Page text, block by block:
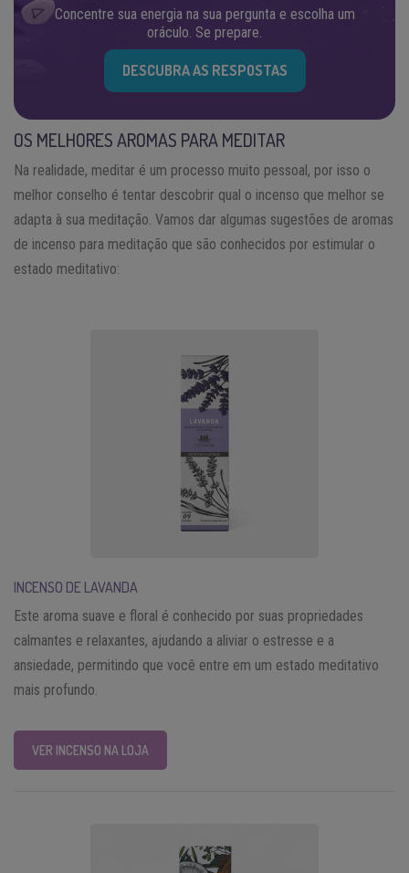
Concentre sua energia na sua pergunta e escolha um
oráculo. Se prepare.
DESCUBRA AS RESPOSTAS
OS MELHORES AROMAS PARA MEDITAR
Na realidade, meditar é um processo muito pessoal, por isso o
melhor conselho é tentar descobrir qual o incenso que melhor se
adapta à sua meditação. Vamos dar algumas sugestões de aromas
de incenso para meditação que são conhecidos por estimular o
estado meditativo:
INCENSO DE LAVANDA
Este aroma suave e floral é conhecido por suas propriedades
calmantes e relaxantes, ajudando a aliviar o estresse e a
ansiedade, permitindo que você entre em um estado meditativo
mais profundo.
VER INCENSO NA LOJA